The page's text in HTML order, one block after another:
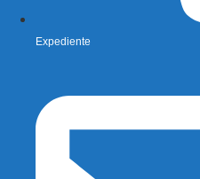
Expediente